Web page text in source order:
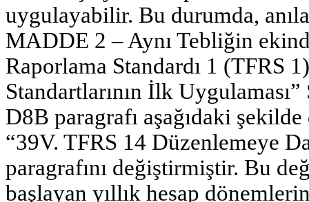
uygulayabilir. Bu durumda,
MADDE 2 – Aynı Tebliğin
Raporlama Standardı 1 (TFRS
Standartlarının İlk
D8B paragrafı aşağıdaki
“39V. TFRS 14 Düzenlemeye
paragrafını değiştirmiştir. Bu
başlayan yıllık hesap